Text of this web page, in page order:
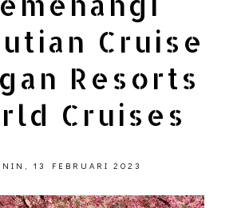
Cruise
Resorts
Cruises
13 FEBRUARI 2023